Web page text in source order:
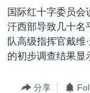
检
索
美洲
全球议题
劳工
环境
美中关系
美国建国250周年
埃博拉疫情
美国之音专访
中文广播
关注我们
国际红十字委员会
汗西部导致几十名
队高级指挥官戴维
的初步调查结果显
分享